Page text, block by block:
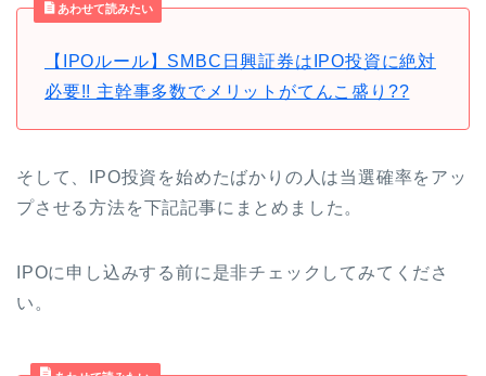
あわせて読みたい
【IPOルール】SMBC日興証券はIPO投資に絶対
必要!! 主幹事多数でメリットがてんこ盛り??
そして、IPO投資を始めたばかりの人は当選確率をアッ
プさせる方法を下記記事にまとめました。
IPOに申し込みする前に是非チェックしてみてくださ
い。